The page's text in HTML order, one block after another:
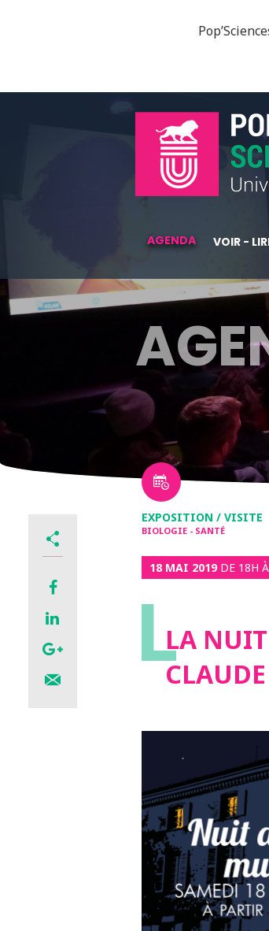
AGENDA VOIR -
EXPOSITION / VISITE
BIOLOGIE - SANTÉ
18 MAI 2019DE 18H
LLA NUIT